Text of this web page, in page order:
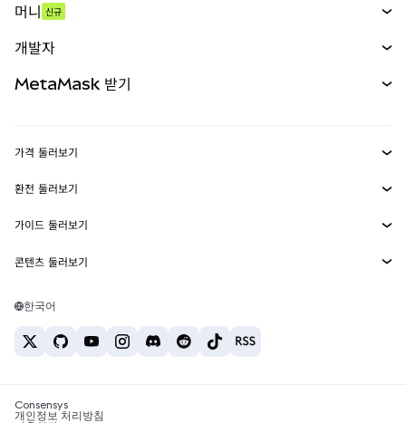
무기한 선물
실물자산
머니 신규
개발자
MetaMask Connect
Snaps
웹3 서비스
MetaMask 받기
보안
고객 지원
채용
가격 둘러보기
이더리움 가격
솔라나 가격
테더 가격
환전 둘러보기
ETH를 USD로 환전
USDT를 INR로 환전
BTC를 INR로 환전
ETH를 USDT로 환전
가이드 둘러보기
ETH 매수
USDT 매수
SHIB 매수
콘텐츠 둘러보기
솔라나 지갑
암호화폐 세금 뉴스
한국어
Consensys
개인정보 처리방침